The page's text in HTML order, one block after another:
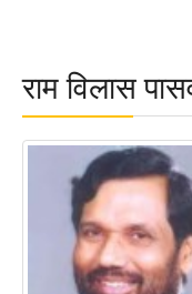
राम विलास